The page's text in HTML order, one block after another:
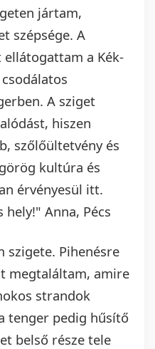
jártam,
szépsége. A
a Kék-
A sziget
hiszen
szőlőültetvény és
kultúra és
érvényesül itt.
hely!" Anna, Pécs
szigete. Pihenésre
megtaláltam, amire
strandok
tenger pedig hűsítő
belső része tele